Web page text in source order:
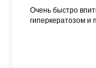
Очень быстро
гиперкератозом и